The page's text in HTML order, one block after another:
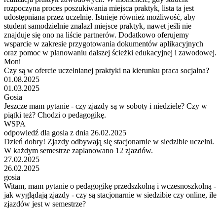
rozpoczyna proces poszukiwania miejsca praktyk, lista ta jest
udostępniana przez uczelnię. Istnieje również możliwość, aby
student samodzielnie znalazł miejsce praktyk, nawet jeśli nie
znajduje się ono na liście partnerów. Dodatkowo oferujemy
wsparcie w zakresie przygotowania dokumentów aplikacyjnych
oraz pomoc w planowaniu dalszej ścieżki edukacyjnej i zawodowej.
Moni
Czy są w ofercie uczelnianej praktyki na kierunku praca socjalna?
01.08.2025
01.03.2025
Gosia
Jeszcze mam pytanie - czy zjazdy są w soboty i niedziele? Czy w
piątki też? Chodzi o pedagogikę.
WSPA
odpowiedź dla gosia z dnia 26.02.2025
Dzień dobry! Zjazdy odbywają się stacjonarnie w siedzibie uczelni.
W każdym semestrze zaplanowano 12 zjazdów.
27.02.2025
26.02.2025
gosia
Witam, mam pytanie o pedagogikę przedszkolną i wczesnoszkolną -
jak wyglądają zjazdy - czy są stacjonarnie w siedzibie czy online, ile
zjazdów jest w semestrze?